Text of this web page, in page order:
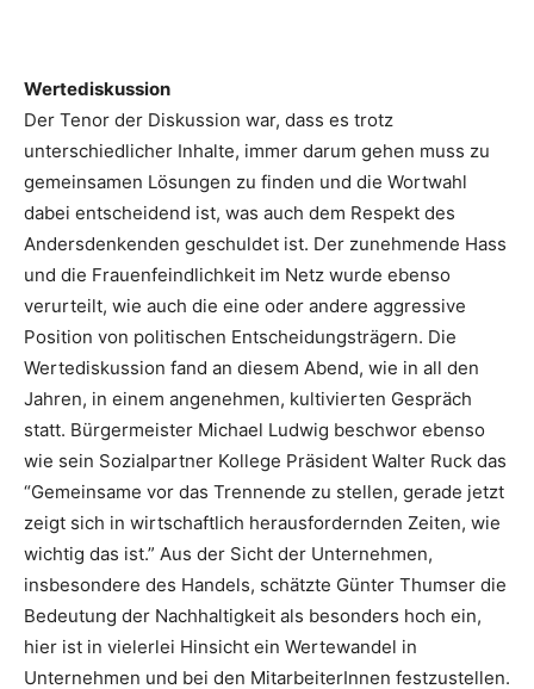
Wertediskussion
Der Tenor der Diskussion war, dass es trotz
unterschiedlicher Inhalte, immer darum gehen muss zu
gemeinsamen Lösungen zu finden und die Wortwahl
dabei entscheidend ist, was auch dem Respekt des
Andersdenkenden geschuldet ist. Der zunehmende Hass
und die Frauenfeindlichkeit im Netz wurde ebenso
verurteilt, wie auch die eine oder andere aggressive
Position von politischen Entscheidungsträgern. Die
Wertediskussion fand an diesem Abend, wie in all den
Jahren, in einem angenehmen, kultivierten Gespräch
statt. Bürgermeister Michael Ludwig beschwor ebenso
wie sein Sozialpartner Kollege Präsident Walter Ruck das
“Gemeinsame vor das Trennende zu stellen, gerade jetzt
zeigt sich in wirtschaftlich herausfordernden Zeiten, wie
wichtig das ist.” Aus der Sicht der Unternehmen,
insbesondere des Handels, schätzte Günter Thumser die
Bedeutung der Nachhaltigkeit als besonders hoch ein,
hier ist in vielerlei Hinsicht ein Wertewandel in
Unternehmen und bei den MitarbeiterInnen festzustellen.